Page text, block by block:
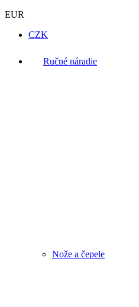
EUR
CZK
Ručné náradie
Nože a čepele